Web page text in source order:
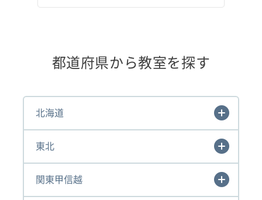
都道府県から教室を探す
北海道
東北
関東甲信越